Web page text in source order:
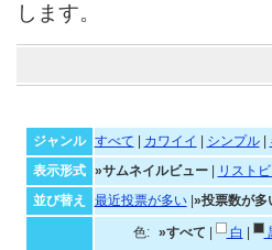
します。
ジャンル すべて カワイイ シンプル|
表示形式
»サムネイルビュー|
リスト
並び替え
最近投票が多い| »投票数が多
色: »すべて 白